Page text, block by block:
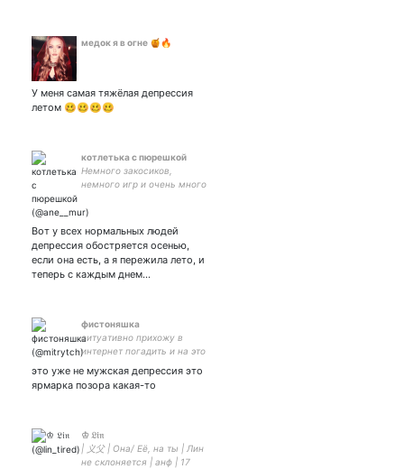
медок я в огне 🍯🔥
У меня самая тяжёлая депрессия
летом 🥴🥴🥴🥴
котлетька с пюрешкой
Немного закосиков,
немного игр и очень много
хорошее настроение и
5900 1236 3916
Вот у всех нормальных людей
депрессия обостряется осенью,
если она есть, а я пережила лето, и
теперь с каждым днем…
фистоняшка
ситуативно прихожу в
интернет погадить и на это
времена ну сами
понимаете
это уже не мужская депрессия это
ярмарка позора какая-то
♔ 𝔏𝔦𝔫
| 义父 | Она/ Её, на ты | Лин
не склоняется | анф | 17